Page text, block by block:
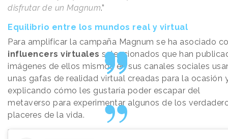
disfrutar de un Magnum.”
Equilibrio entre los mundos real y virtual
Para amplificar la campaña Magnum se ha asociado
influencers virtuales seleccionados que han
imágenes de ellos mismos en sus canales sociales
unas gafas de realidad virtual creadas para la ocasión
explicando cómo les gustaría poder escapar del
metaverso para experimentar algunos de los
placeres de la vida.